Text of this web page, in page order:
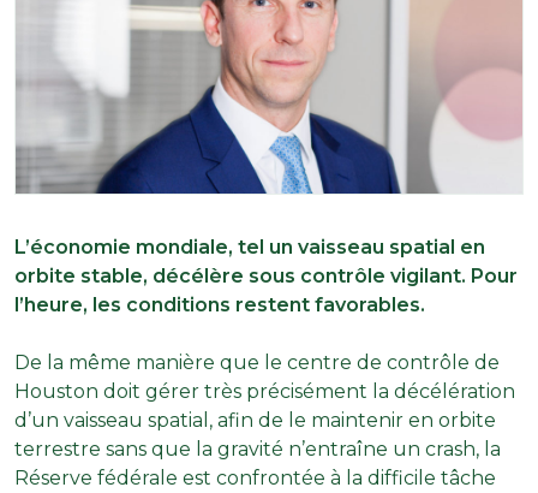
L’économie mondiale, tel un vaisseau spatial en
orbite stable, décélère sous contrôle vigilant. Pour
l’heure, les conditions restent favorables.
De la même manière que le centre de contrôle de
Houston doit gérer très précisément la décélération
d’un vaisseau spatial, afin de le maintenir en orbite
terrestre sans que la gravité n’entraîne un crash, la
Réserve fédérale est confrontée à la difficile tâche